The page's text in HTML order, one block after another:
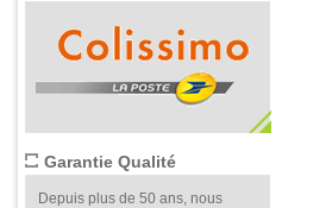
Garantie Qualité
Depuis plus de 50 ans, nous